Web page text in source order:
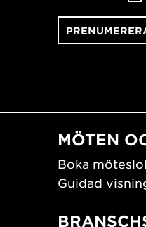
MÖTEN
Boka
Guidad